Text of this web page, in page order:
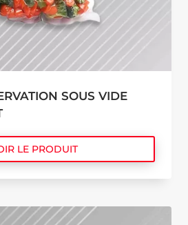
SOUS VIDE
LE PRODUIT